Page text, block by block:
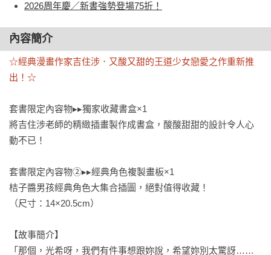
2026周年慶／新書強勢登場75折！
內容簡介
☆經典漫畫作家吉住涉．又酸又甜的王道少女戀愛之作重新推
出！☆
套書限定內容物▸▸獨家收藏書盒×1
將吉住涉老師的精緻插畫製作成書盒，酸酸甜甜的設計令人心
動不已！
套書限定內容物②▸▸經典角色複製畫板×1
桔子醬男孩經典角色大集合插圖，絕對值得收藏！
（尺寸：14×20.5cm）
【故事簡介】
「那個，光希呀，我們有件事想跟妳說，希望妳別太驚訝……